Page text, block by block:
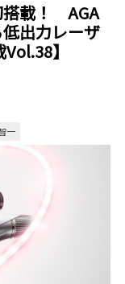
搭載！ AGA
出力レーザ
】
一